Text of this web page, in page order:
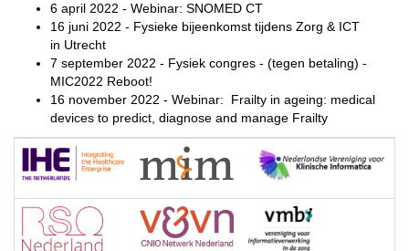
6 april 2022 - Webinar: SNOMED CT
16 juni 2022 - Fysieke bijeenkomst tijdens Zorg & ICT
in Utrecht
7 september 2022 - Fysiek congres - (tegen betaling) -
MIC2022 Reboot!
16 november 2022 - Webinar: Frailty in ageing: medical
devices to predict, diagnose and manage Frailty